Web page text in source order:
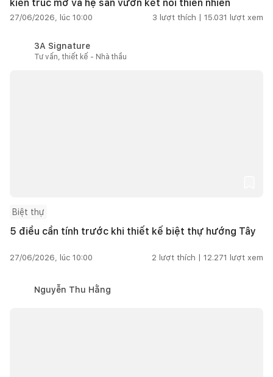
kiến trúc mở và hệ sân vườn kết nối thiên nhiên
27/06/2026, lúc 10:00 3 lượt thích | 15.031 lượt xem
3A Signature
Tư vấn, thiết kế - Nhà thầu
Biệt thự
5 điều cần tính trước khi thiết kế biệt thự hướng Tây
27/06/2026, lúc 10:00 2 lượt thích | 12.271 lượt xem
Nguyễn Thu Hằng